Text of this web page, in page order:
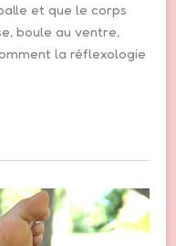
et que le corps
boule au ventre,
la réflexologie